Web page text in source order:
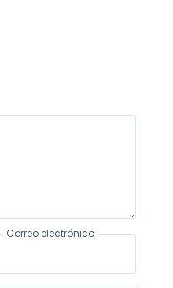
Correo electrónico